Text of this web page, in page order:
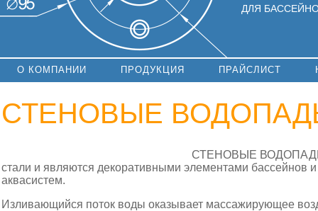
ДЛЯ
О КОМПАНИИ ПРОДУКЦИЯ ПРАЙСЛИСТ
СТЕНОВЫЕ
СТЕНОВЫЕ ВОДОПАДЫ
стали и являются декоративными элементами бассейнов
аквасистем.
Изливающийся поток воды оказывает массажирующее